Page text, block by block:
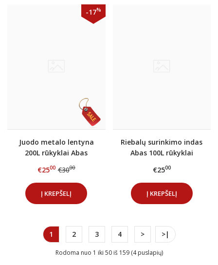
-17%
Juodo metalo lentyna
200L rūkyklai Abas
€2500 €3000
Į KREPŠELĮ
Riebalų surinkimo indas
Abas 100L rūkyklai
€2500
Į KREPŠELĮ
1 2 3 4 > >|
Rodoma nuo 1 iki 50 iš 159 (4 puslapių)